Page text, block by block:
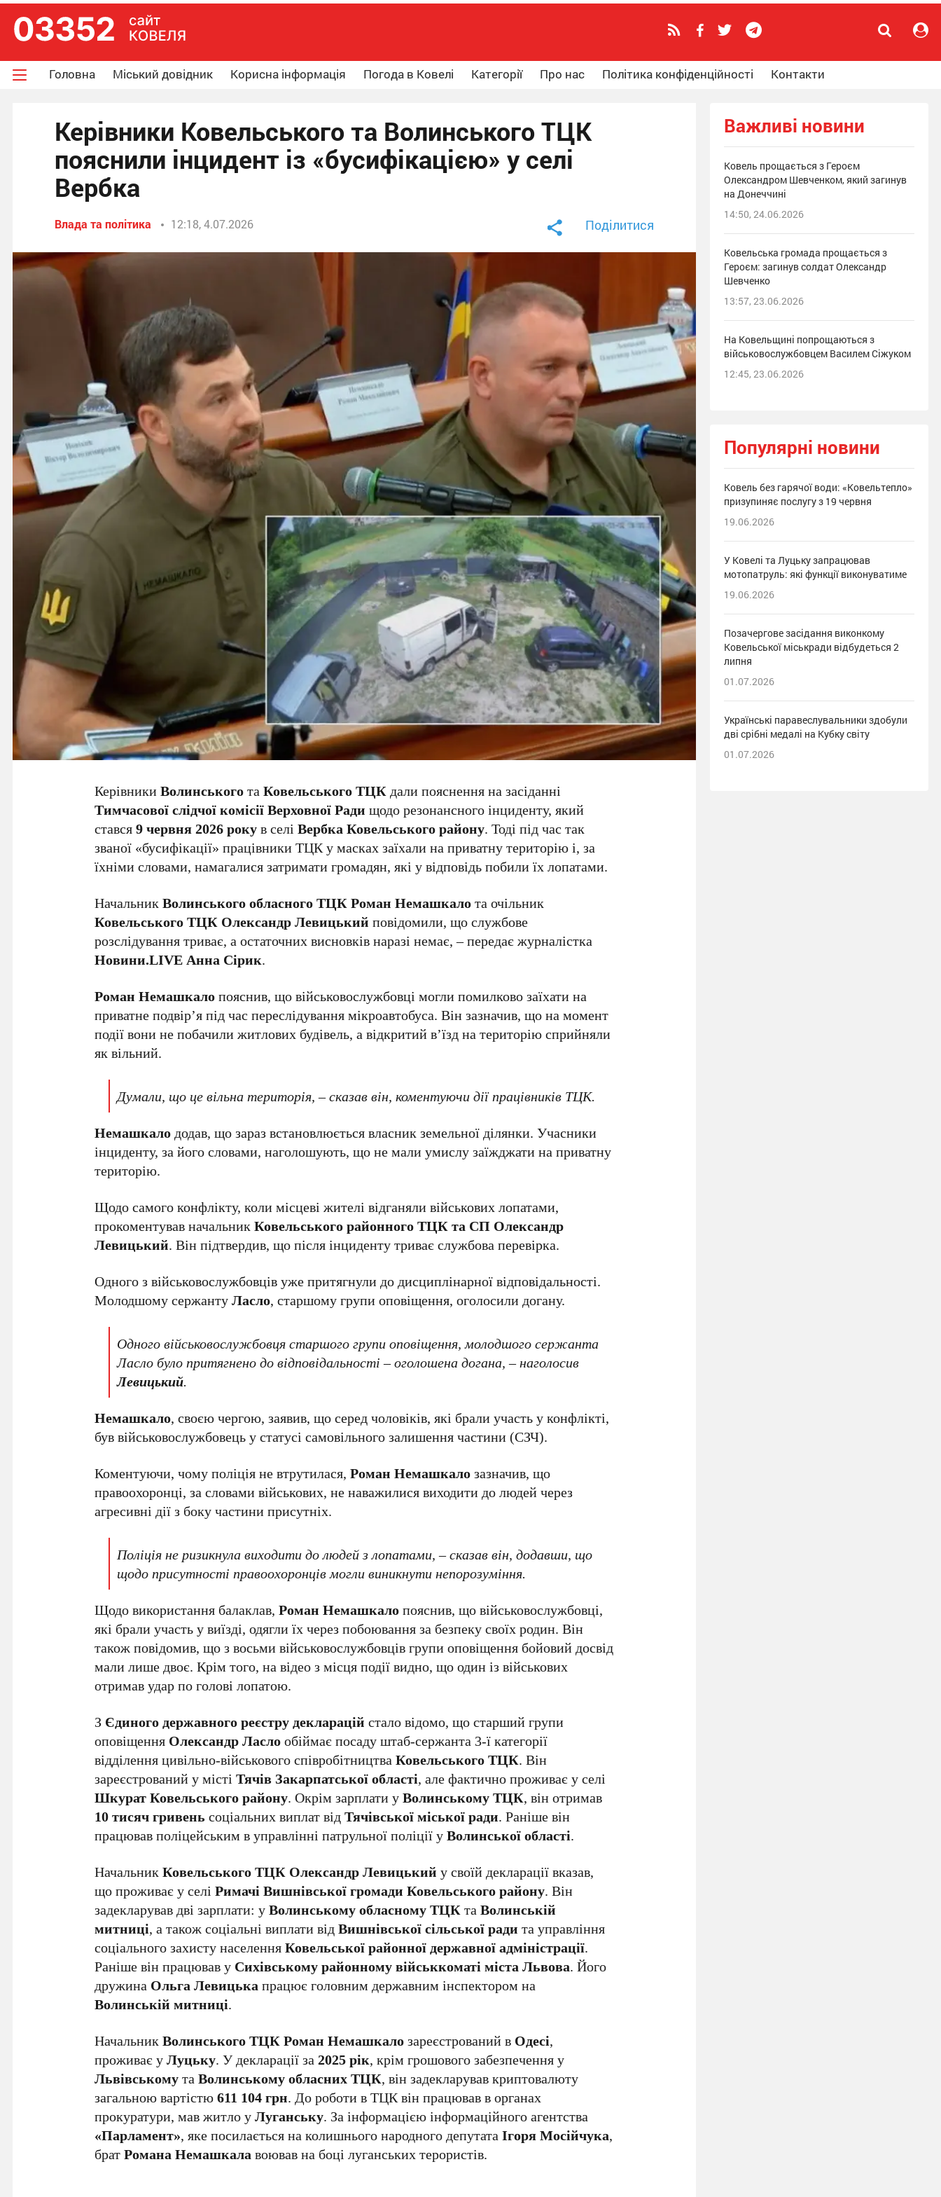
Головна Міський довідник Корисна інформація Погода в Ковелі Категорії Про нас Політика конфіденційності Контакти
Керівники Ковельського та Волинського ТЦК
пояснили інцидент із «бусифікацією» у селі
Вербка
Влада та політика 12:18, 4.07.2026 Поділитися
КерівникиВолинськоготаКовельського ТЦКдали пояснення на засіданні
Тимчасової слідчої комісії Верховної Ради щодо резонансного інциденту, який
стався9 червня 2026 рокув селіВербка Ковельського району. Тоді під час так
званої «бусифікації» працівники ТЦК у масках заїхали на приватну територію і, за
їхніми словами, намагалися затримати громадян, які у відповідь побили їх лопатами.
НачальникВолинського обласного ТЦК Роман Немашкалота очільник
Ковельського ТЦК Олександр Левицький повідомили, що службове
розслідування триває, а остаточних висновків наразі немає, – передає журналістка
Новини.LIVE Анна Сірик.
Роман Немашкалопояснив, що військовослужбовці могли помилково заїхати на
приватне подвір’я під час переслідування мікроавтобуса. Він зазначив, що на момент
події вони не побачили житлових будівель, а відкритий в’їзд на територію сприйняли
як вільний.
Думали, що це вільна територія, – сказав він, коментуючи дії працівників ТЦК.
Немашкалододав, що зараз встановлюється власник земельної ділянки. Учасники
інциденту, за його словами, наголошують, що не мали умислу заїжджати на приватну
територію.
Щодо самого конфлікту, коли місцеві жителі відганяли військових лопатами,
прокоментував начальникКовельського районного ТЦК та СП Олександр
Левицький. Він підтвердив, що після інциденту триває службова перевірка.
Одного з військовослужбовців уже притягнули до дисциплінарної відповідальності.
Молодшому сержантуЛасло, старшому групи оповіщення, оголосили догану.
Одного військовослужбовця старшого групи оповіщення, молодшого сержанта
Ласло було притягнено до відповідальності – оголошена догана, – наголосив
Левицький.
Немашкало, своєю чергою, заявив, що серед чоловіків, які брали участь у конфлікті,
був військовослужбовець у статусі самовільного залишення частини (СЗЧ).
Коментуючи, чому поліція не втрутилася,Роман Немашкалозазначив, що
правоохоронці, за словами військових, не наважилися виходити до людей через
агресивні дії з боку частини присутніх.
Поліція не ризикнула виходити до людей з лопатами, – сказав він, додавши, що
щодо присутності правоохоронців могли виникнути непорозуміння.
Щодо використання балаклав,Роман Немашкалопояснив, що військовослужбовці,
які брали участь у виїзді, одягли їх через побоювання за безпеку своїх родин. Він
також повідомив, що з восьми військовослужбовців групи оповіщення бойовий досвід
мали лише двоє. Крім того, на відео з місця події видно, що один із військових
отримав удар по голові лопатою.
З Єдиного державного реєстру декларацій стало відомо, що старший групи
оповіщення Олександр Ласлообіймає посаду штаб-сержанта 3-ї категорії
відділення цивільно-військового співробітництваКовельського ТЦК. Він
зареєстрований у містіТячів Закарпатської області, але фактично проживає у селі
Шкурат Ковельського району. Окрім зарплати уВолинському ТЦК, він отримав
10 тисяч гривень соціальних виплат відТячівської міської ради. Раніше він
працював поліцейським в управлінні патрульної поліції уВолинської області.
НачальникКовельського ТЦК Олександр Левицький у своїй декларації вказав,
що проживає у селіРимачі Вишнівської громади Ковельського району. Він
задекларував дві зарплати: уВолинському обласному ТЦКтаВолинській
митниці, а також соціальні виплати відВишнівської сільської ради та управління
соціального захисту населенняКовельської районної державної адміністрації.
Раніше він працював у Сихівському районному військкоматі міста Львова. Його
дружина Ольга Левицькапрацює головним державним інспектором на
Волинській митниці.
НачальникВолинського ТЦК Роман Немашкалозареєстрований в Одесі,
проживає уЛуцьку. У декларації за2025 рік, крім грошового забезпечення у
ЛьвівськомутаВолинському обласних ТЦК, він задекларував криптовалюту
загальною вартістю611 104 грн. До роботи в ТЦК він працював в органах
прокуратури, мав житло уЛуганську. За інформацією інформаційного агентства
«Парламент», яке посилається на колишнього народного депутатаІгоря Мосійчука,
братРомана Немашкалавоював на боці луганських терористів.
Важливі новини
Ковель прощається з Героєм
Олександром Шевченком, який загинув
на Донеччині
14:50, 24.06.2026
Ковельська громада прощається з
Героєм: загинув солдат Олександр
Шевченко
13:57, 23.06.2026
На Ковельщині попрощаються з
військовослужбовцем Василем Сіжуком
12:45, 23.06.2026
Популярні новини
Ковель без гарячої води: «Ковельтепло»
призупиняє послугу з 19 червня
19.06.2026
У Ковелі та Луцьку запрацював
мотопатруль: які функції виконуватиме
19.06.2026
Позачергове засідання виконкому
Ковельської міськради відбудеться 2
липня
01.07.2026
Українські паравеслувальники здобули
дві срібні медалі на Кубку світу
01.07.2026